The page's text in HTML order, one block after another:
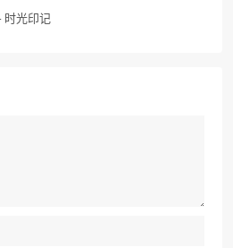
时光印记